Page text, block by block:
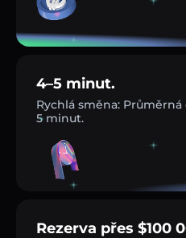
4–5 minut.
Rychlá směna:
5 minut.
Rezerva přes $100